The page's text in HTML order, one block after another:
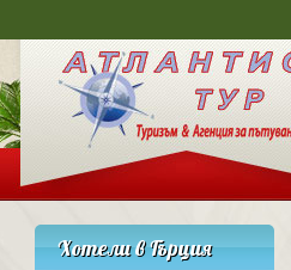
Хотели в Гърция